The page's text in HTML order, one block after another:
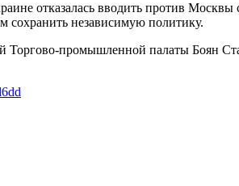
отказалась вводить против
сохранить независимую политику.
Торгово-промышленной палаты Боян